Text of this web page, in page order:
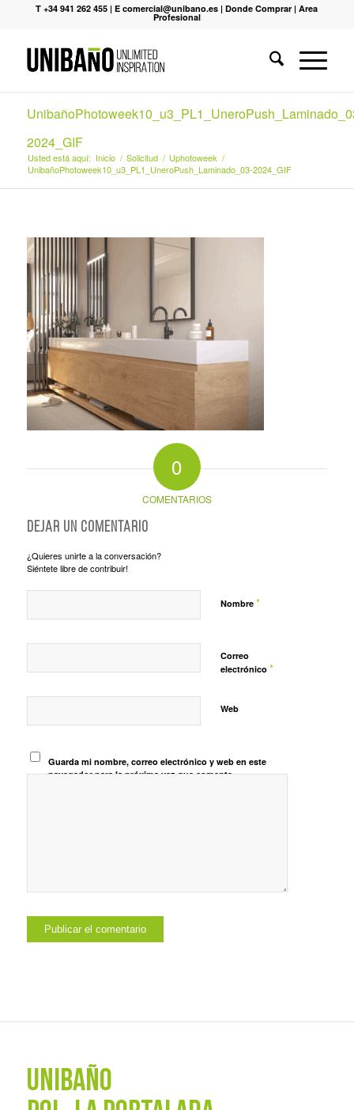
T +34 941 262 455 |E comercial@unibano.es |Donde Comprar |Area
Profesional
2024_GIF
Usted está aquí: Inicio / Solicitud / Uphotoweek /
UnibañoPhotoweek10_u3_PL1_UneroPush_Laminado_03-2024_GIF
0
COMENTARIOS
Dejar un comentario
¿Quieres unirte a la conversación?
Siéntete libre de contribuir!
Nombre *
Correo
electrónico *
Web
Guarda mi nombre, correo electrónico y web en este
navegador para la próxima vez que comente.
UNIBAÑO